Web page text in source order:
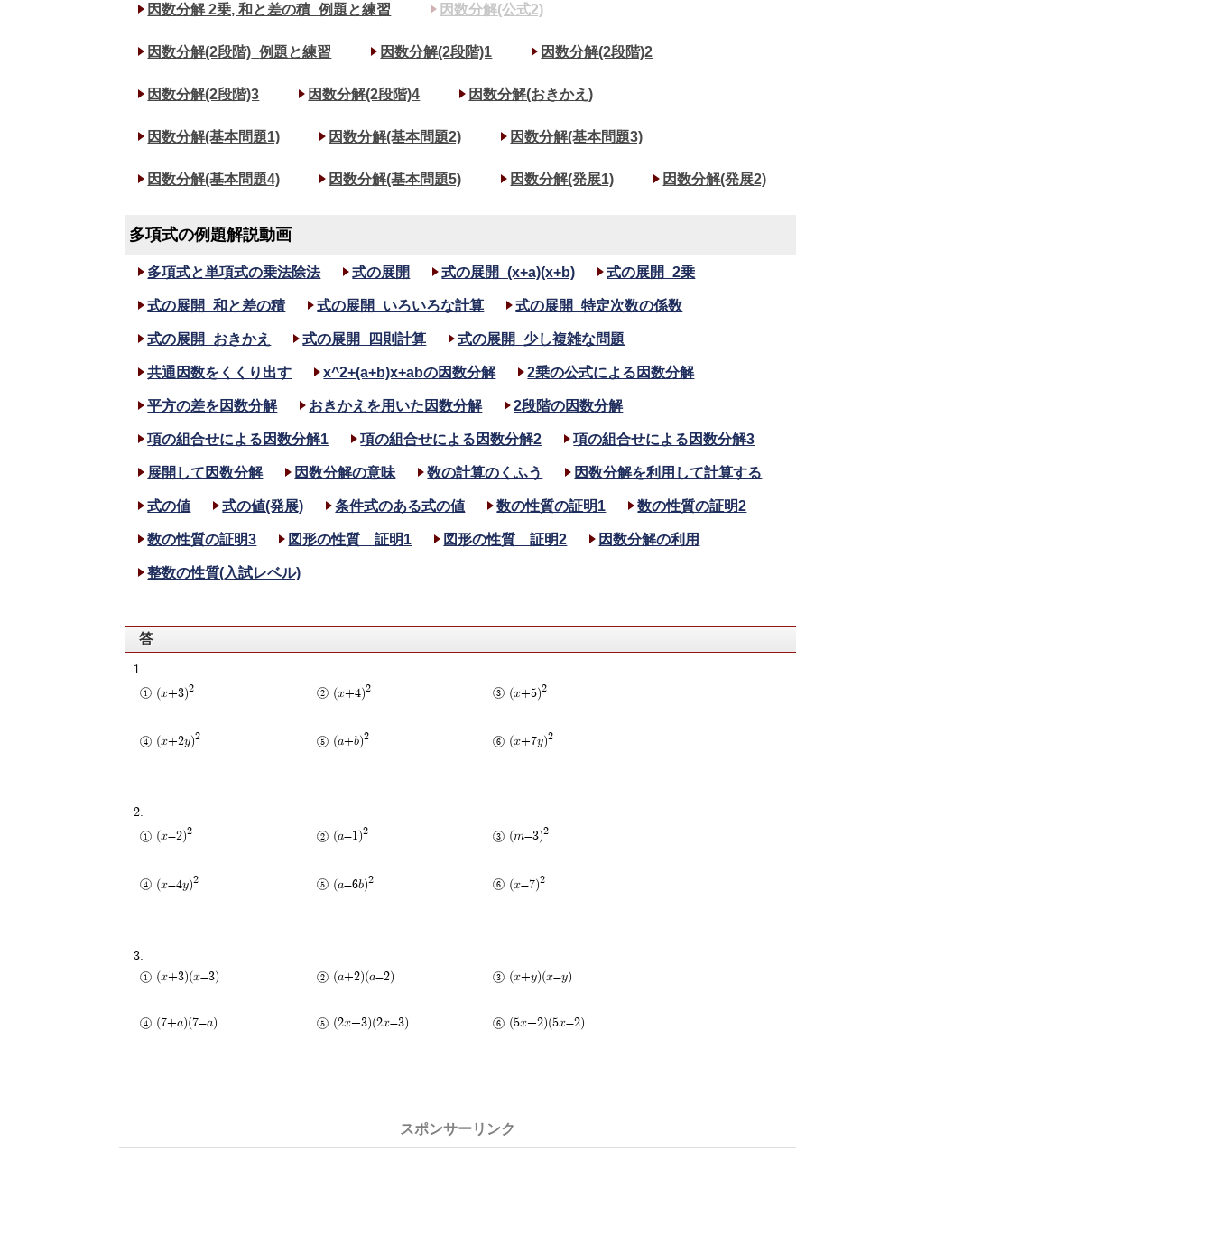
因数分解 2乗, 和と差の積_例題と練習 因数分解(公式2)
因数分解(2段階)_例題と練習 因数分解(2段階)1 因数分解(2段階)2
因数分解(2段階)3 因数分解(2段階)4 因数分解(おきかえ)
因数分解(基本問題1) 因数分解(基本問題2) 因数分解(基本問題3)
因数分解(基本問題4) 因数分解(基本問題5) 因数分解(発展1) 因数分解(発展2)
多項式の例題解説動画
多項式と単項式の乗法除法 式の展開 式の展開_(x+a)(x+b) 式の展開_2乗
式の展開_和と差の積 式の展開_いろいろな計算 式の展開_特定次数の係数
式の展開_おきかえ 式の展開_四則計算 式の展開_少し複雑な問題
共通因数をくくり出す x^2+(a+b)x+abの因数分解 2乗の公式による因数分解
平方の差を因数分解 おきかえを用いた因数分解 2段階の因数分解
項の組合せによる因数分解1 項の組合せによる因数分解2 項の組合せによる因数分解3
展開して因数分解 因数分解の意味 数の計算のくふう 因数分解を利用して計算する
式の値 式の値(発展) 条件式のある式の値 数の性質の証明1 数の性質の証明2
数の性質の証明3 図形の性質 証明1 図形の性質 証明2 因数分解の利用
整数の性質(入試レベル)
答
1.
(x+3)2 (x+4)2 (x+5)2
(x+2y)2 (a+b)2 (x+7y)2
2.
(x-2)2 (a-1)2 (m-3)2
(x-4y)2 (a-6b)2 (x-7)2
3.
(x+3)(x-3)
(a+2)(a-2) (x+y)(x-y)
(7+a)(7-a) (2x+3)(2x-3) (5x+2)(5x-2)